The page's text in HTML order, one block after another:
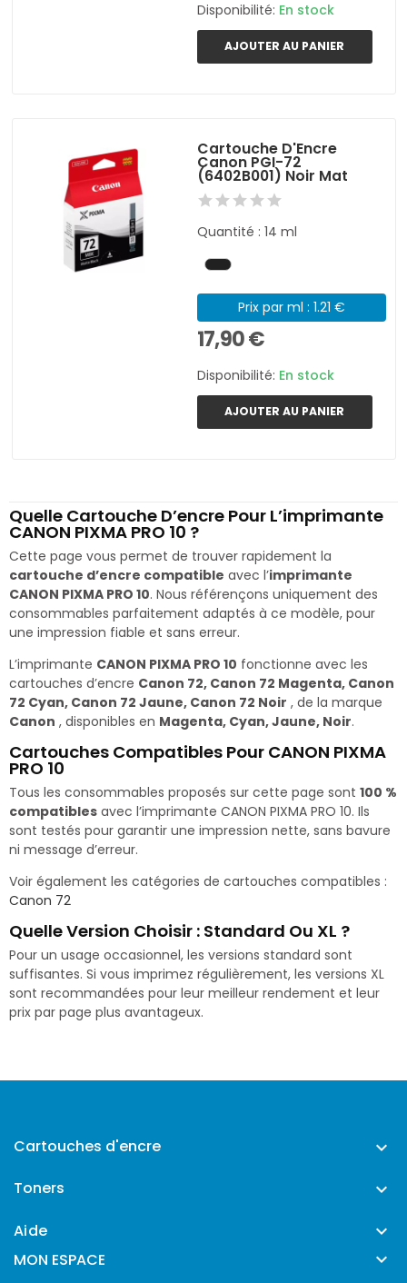
Disponibilité: En stock
AJOUTER AU PANIER
Cartouche D'Encre
Canon PGI-72
(6402B001) Noir Mat
Quantité : 14 ml
Prix par ml : 1.21 €
17,90 €
Disponibilité: En stock
AJOUTER AU PANIER
Quelle Cartouche D’encre Pour L’imprimante
CANON PIXMA PRO 10 ?
Cette page vous permet de trouver rapidement la
cartouche d’encre compatible avec l’imprimante
CANON PIXMA PRO 10. Nous référençons uniquement des
consommables parfaitement adaptés à ce modèle, pour
une impression fiable et sans erreur.
L’imprimante CANON PIXMA PRO 10 fonctionne avec les
cartouches d’encre Canon 72, Canon 72 Magenta, Canon
72 Cyan, Canon 72 Jaune, Canon 72 Noir , de la marque
Canon , disponibles en Magenta, Cyan, Jaune, Noir.
Cartouches Compatibles Pour CANON PIXMA
PRO 10
Tous les consommables proposés sur cette page sont 100 %
compatibles avec l’imprimante CANON PIXMA PRO 10. Ils
sont testés pour garantir une impression nette, sans bavure
ni message d’erreur.
Voir également les catégories de cartouches compatibles :
Canon 72
Quelle Version Choisir : Standard Ou XL ?
Pour un usage occasionnel, les versions standard sont
suffisantes. Si vous imprimez régulièrement, les versions XL
sont recommandées pour leur meilleur rendement et leur
prix par page plus avantageux.
Cartouches d'encre 
Toners 
Aide 
MON ESPACE 